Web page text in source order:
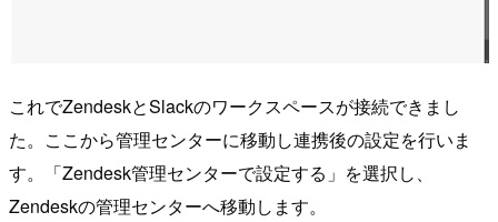
これでZendeskとSlackのワークスペースが接続できまし
た。ここから管理センターに移動し連携後の設定を行いま
す。「Zendesk管理センターで設定する」を選択し、
Zendeskの管理センターへ移動します。